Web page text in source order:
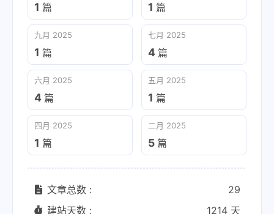
1 篇 1 篇
九月 2025
1 篇
七月 2025
4 篇
六月 2025
4 篇
五月 2025
1 篇
四月 2025
1 篇
二月 2025
5 篇
文章总数 :
29
建站天数 :
1214 天